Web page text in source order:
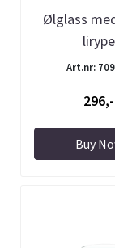
Ølglass
lirype
Art.nr:
296,-
Buy